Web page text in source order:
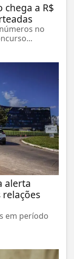
chega a R$
no
alerta
em período